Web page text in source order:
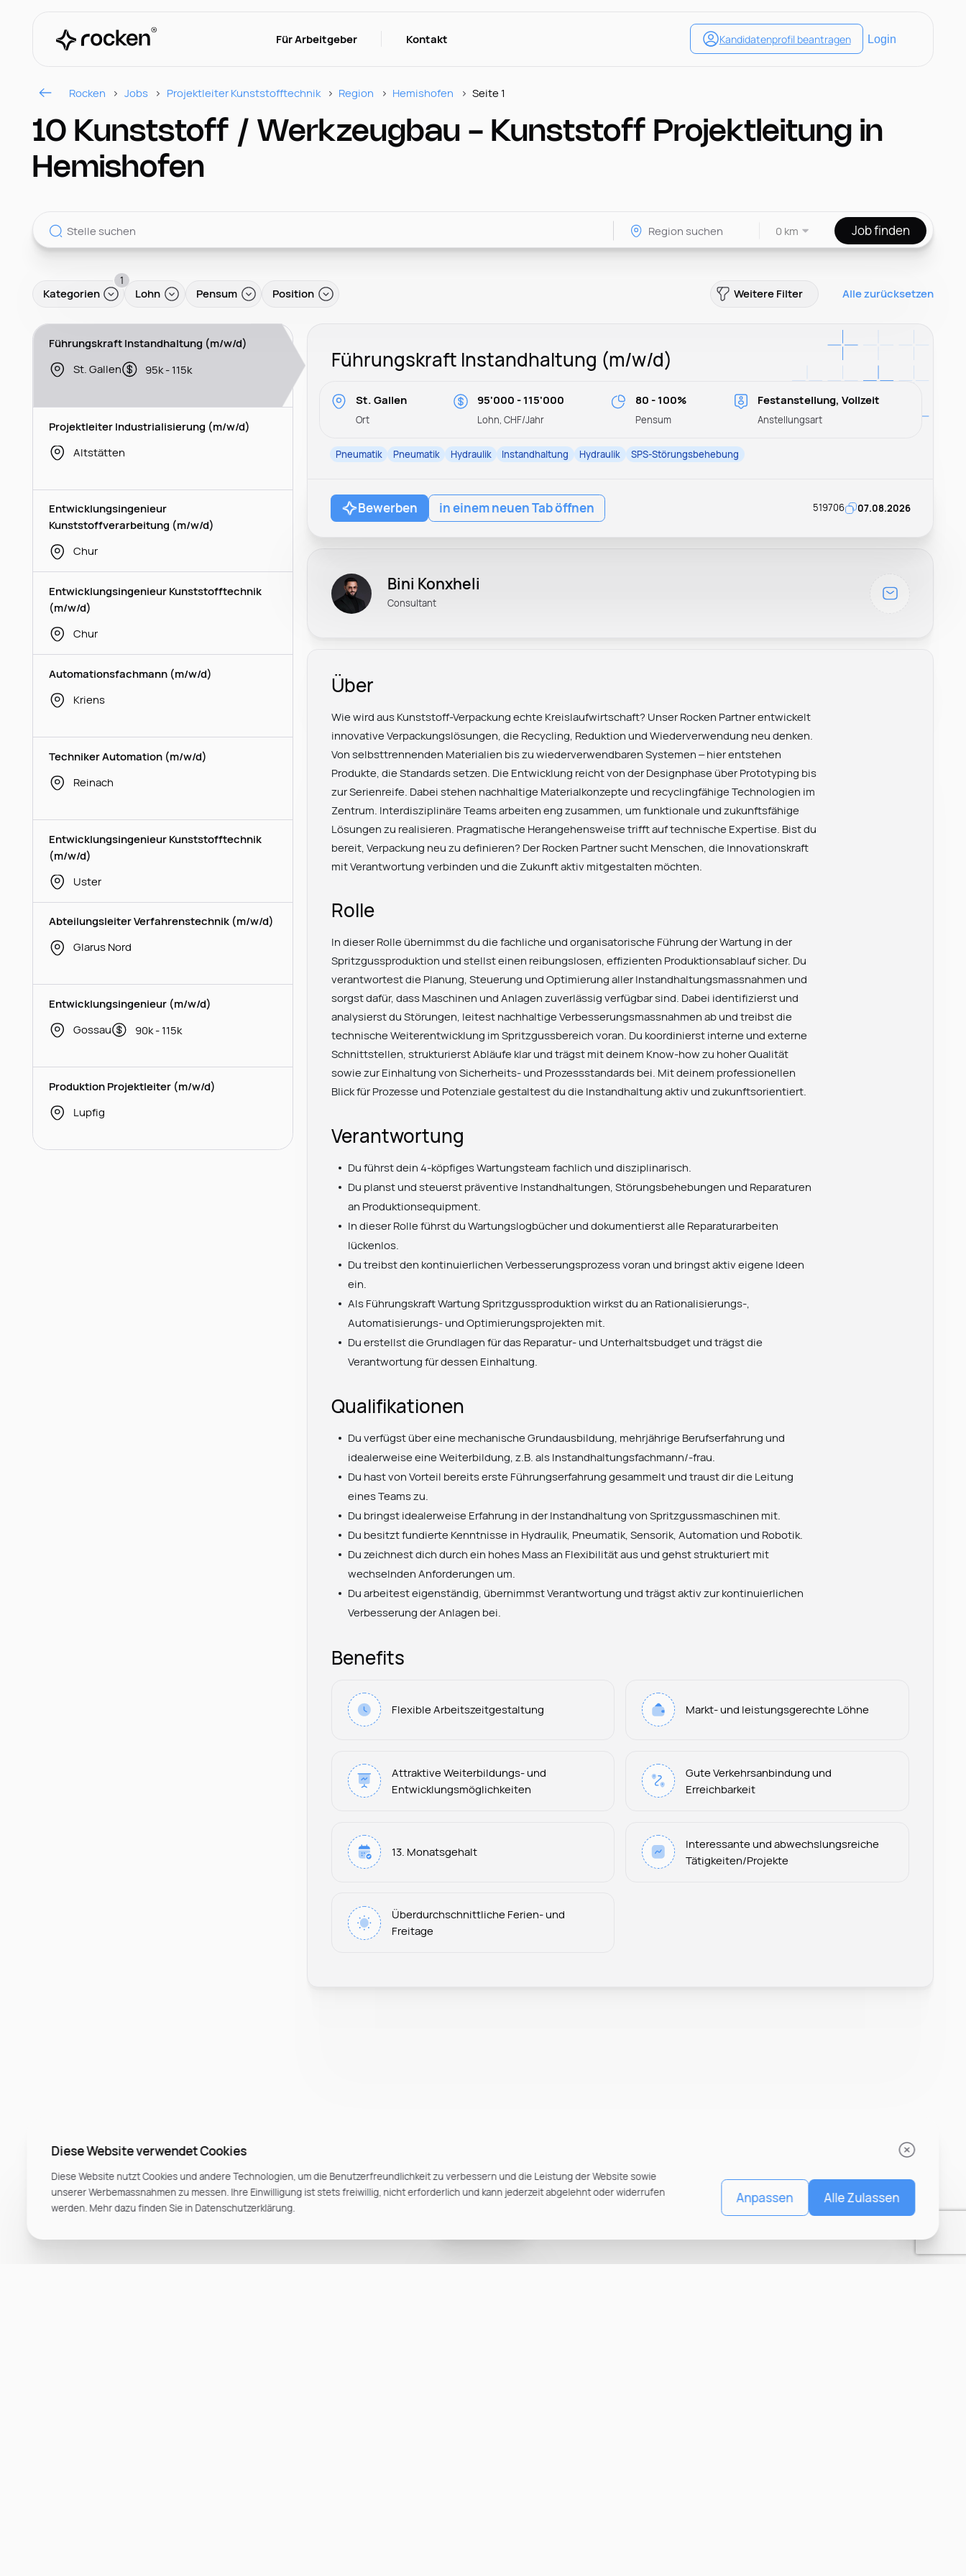
Für Arbeitgeber Kontakt
Rocken Jobs Projektleiter Kunststofftechnik Region Hemishofen Seite 1
10 Kunststoff / Werkzeugbau - Kunststoff Projektleitung in
Hemishofen
0 km Job finden
Kategorien
1
Lohn Pensum Position Weitere Filter Alle zurücksetzen
Führungskraft Instandhaltung (m/w/d)
St. Gallen
95k - 115k
Projektleiter Industrialisierung (m/w/d)
Altstätten
Entwicklungsingenieur
Kunststoffverarbeitung (m/w/d)
Chur
Entwicklungsingenieur Kunststofftechnik
(m/w/d)
Chur
Automationsfachmann (m/w/d)
Kriens
Techniker Automation (m/w/d)
Reinach
Entwicklungsingenieur Kunststofftechnik
(m/w/d)
Uster
Abteilungsleiter Verfahrenstechnik (m/w/d)
Glarus Nord
Entwicklungsingenieur (m/w/d)
Gossau
90k - 115k
Produktion Projektleiter (m/w/d)
Lupfig
Führungskraft Instandhaltung (m/w/d)
St. Gallen
Ort
95'000 - 115'000
Lohn, CHF/Jahr
80 - 100%
Pensum
Festanstellung, Vollzeit
Anstellungsart
Pneumatik Pneumatik Hydraulik Instandhaltung Hydraulik SPS-Störungsbehebung
Bewerben in einem neuen Tab öffnen 519706 07.08.2026
Bini Konxheli
Consultant
Über
Wie wird aus Kunststoff-Verpackung echte Kreislaufwirtschaft? Unser Rocken Partner entwickelt
innovative Verpackungslösungen, die Recycling, Reduktion und Wiederverwendung neu denken.
Von selbsttrennenden Materialien bis zu wiederverwendbaren Systemen – hier entstehen
Produkte, die Standards setzen. Die Entwicklung reicht von der Designphase über Prototyping bis
zur Serienreife. Dabei stehen nachhaltige Materialkonzepte und recyclingfähige Technologien im
Zentrum. Interdisziplinäre Teams arbeiten eng zusammen, um funktionale und zukunftsfähige
Lösungen zu realisieren. Pragmatische Herangehensweise trifft auf technische Expertise. Bist du
bereit, Verpackung neu zu definieren? Der Rocken Partner sucht Menschen, die Innovationskraft
mit Verantwortung verbinden und die Zukunft aktiv mitgestalten möchten.
Rolle
In dieser Rolle übernimmst du die fachliche und organisatorische Führung der Wartung in der
Spritzgussproduktion und stellst einen reibungslosen, effizienten Produktionsablauf sicher. Du
verantwortest die Planung, Steuerung und Optimierung aller Instandhaltungsmassnahmen und
sorgst dafür, dass Maschinen und Anlagen zuverlässig verfügbar sind. Dabei identifizierst und
analysierst du Störungen, leitest nachhaltige Verbesserungsmassnahmen ab und treibst die
technische Weiterentwicklung im Spritzgussbereich voran. Du koordinierst interne und externe
Schnittstellen, strukturierst Abläufe klar und trägst mit deinem Know-how zu hoher Qualität
sowie zur Einhaltung von Sicherheits- und Prozessstandards bei. Mit deinem professionellen
Blick für Prozesse und Potenziale gestaltest du die Instandhaltung aktiv und zukunftsorientiert.
Verantwortung
Du führst dein 4-köpfiges Wartungsteam fachlich und disziplinarisch.
Du planst und steuerst präventive Instandhaltungen, Störungsbehebungen und Reparaturen
an Produktionsequipment.
In dieser Rolle führst du Wartungslogbücher und dokumentierst alle Reparaturarbeiten
lückenlos.
Du treibst den kontinuierlichen Verbesserungsprozess voran und bringst aktiv eigene Ideen
ein.
Als Führungskraft Wartung Spritzgussproduktion wirkst du an Rationalisierungs-,
Automatisierungs- und Optimierungsprojekten mit.
Du erstellst die Grundlagen für das Reparatur- und Unterhaltsbudget und trägst die
Verantwortung für dessen Einhaltung.
Qualifikationen
Du verfügst über eine mechanische Grundausbildung, mehrjährige Berufserfahrung und
idealerweise eine Weiterbildung, z.B. als Instandhaltungsfachmann/-frau.
Du hast von Vorteil bereits erste Führungserfahrung gesammelt und traust dir die Leitung
eines Teams zu.
Du bringst idealerweise Erfahrung in der Instandhaltung von Spritzgussmaschinen mit.
Du besitzt fundierte Kenntnisse in Hydraulik, Pneumatik, Sensorik, Automation und Robotik.
Du zeichnest dich durch ein hohes Mass an Flexibilität aus und gehst strukturiert mit
wechselnden Anforderungen um.
Du arbeitest eigenständig, übernimmst Verantwortung und trägst aktiv zur kontinuierlichen
Verbesserung der Anlagen bei.
Benefits
Flexible Arbeitszeitgestaltung Markt- und leistungsgerechte Löhne
Attraktive Weiterbildungs- und
Entwicklungsmöglichkeiten
Gute Verkehrsanbindung und
Erreichbarkeit
13. Monatsgehalt
Interessante und abwechslungsreiche
Tätigkeiten/Projekte
Überdurchschnittliche Ferien- und
Freitage
Diese Website verwendet Cookies
Diese Website nutzt Cookies und andere Technologien, um die Benutzerfreundlichkeit zu verbessern und die Leistung der Website sowie
unserer Werbemassnahmen zu messen. Ihre Einwilligung ist stets freiwillig, nicht erforderlich und kann jederzeit abgelehnt oder widerrufen
werden. Mehr dazu finden Sie in Datenschutzerklärung.
Anpassen Alle Zulassen